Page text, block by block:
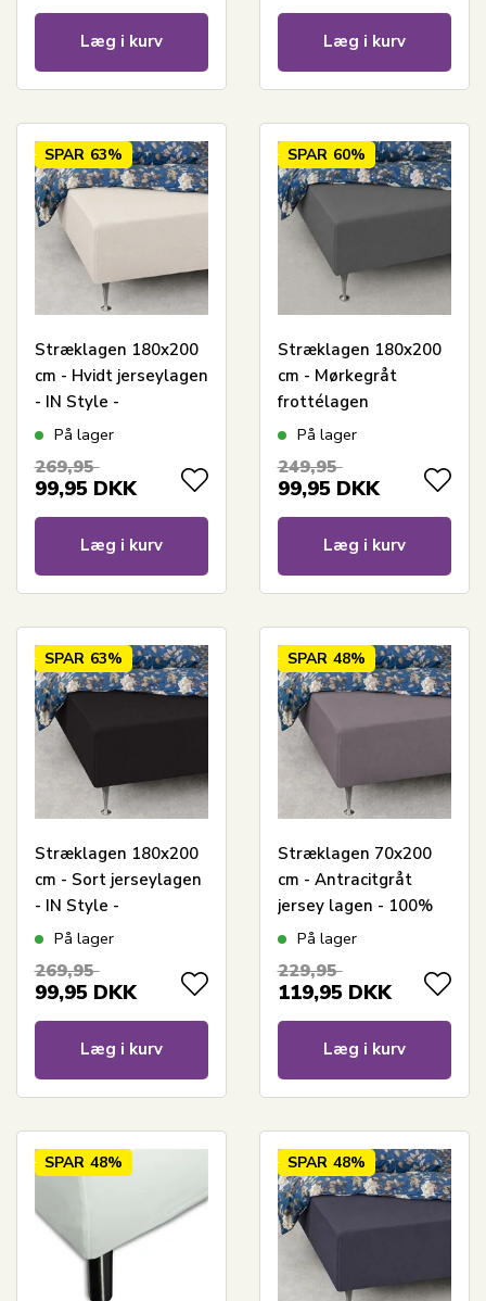
Læg i kurv Læg i kurv
SPAR 63%
Stræklagen 180x200
cm - Hvidt jerseylagen
- IN Style -
Faconlagen til
På lager
269,95
99,95 DKK
Læg i kurv
SPAR 60%
Stræklagen 180x200
cm - Mørkegråt
frottélagen
På lager
249,95
99,95 DKK
Læg i kurv
SPAR 63%
Stræklagen 180x200
cm - Sort jerseylagen
- IN Style -
Faconlagen til
På lager
269,95
99,95 DKK
Læg i kurv
SPAR 48%
Stræklagen 70x200
cm - Antracitgråt
jersey lagen - 100%
Bomuld - Faconlagen
På lager
229,95
119,95 DKK
Læg i kurv
SPAR 48% SPAR 48%